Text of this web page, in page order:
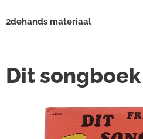
2dehands materiaal
Dit